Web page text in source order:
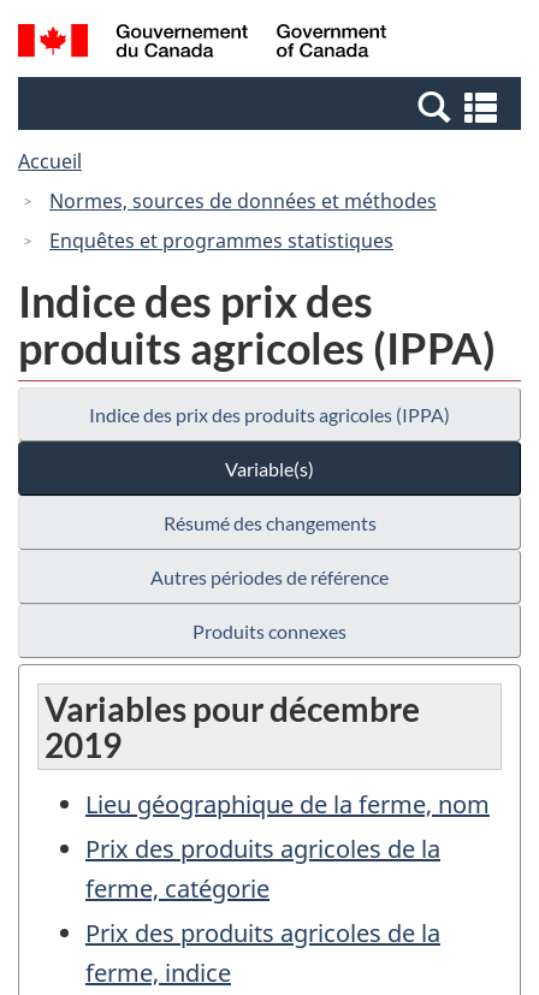
Passer
au
Passer
à
Canada
Recherche
et
et
Accueil
Normes, sources de données et méthodes
Enquêtes et programmes statistiques
Indice des prix des
produits agricoles (IPPA)
Indice des prix des produits agricoles (IPPA)
Variable(s)
Résumé des changements
Autres périodes de référence
Produits connexes
Variables pour décembre
2019
Lieu géographique de la ferme, nom
Prix des produits agricoles de la
ferme, catégorie
Prix des produits agricoles de la
ferme, indice